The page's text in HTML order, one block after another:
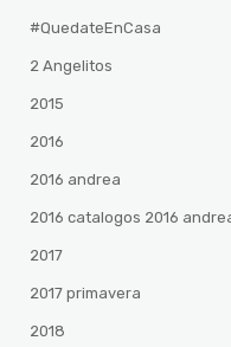
#QuedateEnCasa
2 Angelitos
2015
2016
2016 andrea
2016 catalogos 2016
2017
2017 primavera
2018